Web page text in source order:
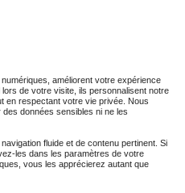
améliorent votre expérience
de votre visite, ils personnalisent notre
en respectant votre vie privée. Nous
données sensibles ni ne les
fluide et de contenu pertinent. Si
les dans les paramètres de votre
vous les apprécierez autant que
2014